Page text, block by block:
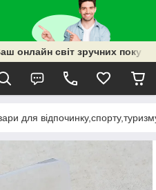
онлайн світ зручних
для